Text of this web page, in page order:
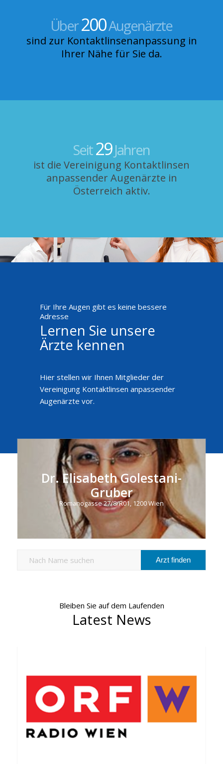
Über200Augenärzte
sind zur Kontaktlinsen­anpassung in
Ihrer Nähe für Sie da.
Seit29Jahren
ist die Vereinigung Kontaktlinsen
anpassender Augenärzte in
Österreich aktiv.
Für Ihre Augen gibt es keine bessere
Adresse
Lernen Sie unsere
Ärzte kennen
Hier stellen wir Ihnen Mitglieder der
Vereinigung Kontaktlinsen anpassender
Augenärzte vor.
Dr. Elisabeth Golestani-
Gruber
Romanogasse 27/8/R01, 1200 Wien
Bleiben Sie auf dem Laufenden
Latest News